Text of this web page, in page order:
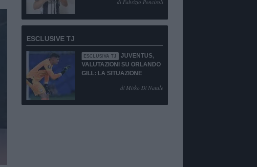
di Fabrizio Ponciroli
ESCLUSIVE TJ
ESCLUSIVA TJ
JUVENTUS,
VALUTAZIONI SU ORLANDO
GILL: LA SITUAZIONE
di Mirko Di Natale